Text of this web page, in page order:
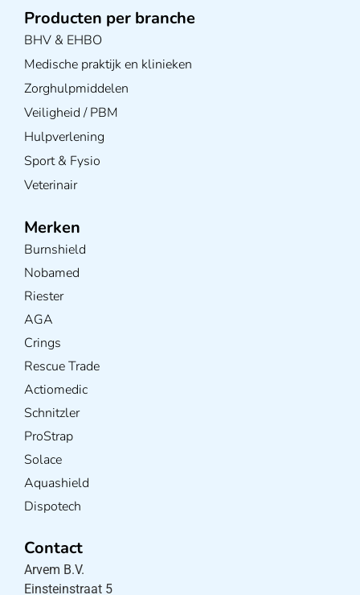
Producten per branche
BHV & EHBO
Medische praktijk en klinieken
Zorghulpmiddelen
Veiligheid / PBM
Hulpverlening
Sport & Fysio
Veterinair
Merken
Burnshield
Nobamed
Riester
AGA
Crings
Rescue Trade
Actiomedic
Schnitzler
ProStrap
Solace
Aquashield
Dispotech
Contact
Arvem B.V.
Einsteinstraat 5